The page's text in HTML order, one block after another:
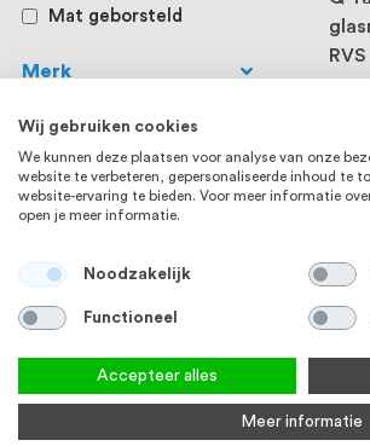
RVS
Mat geborsteld
Merk
Wij gebruiken cookies
We kunnen deze plaatsen voor analyse van onze
website te verbeteren, gepersonaliseerde inhoud te
website-ervaring te bieden. Voor meer informatie
open je meer informatie.
Noodzakelijk
Functioneel
Accepteer alles
Meer informatie